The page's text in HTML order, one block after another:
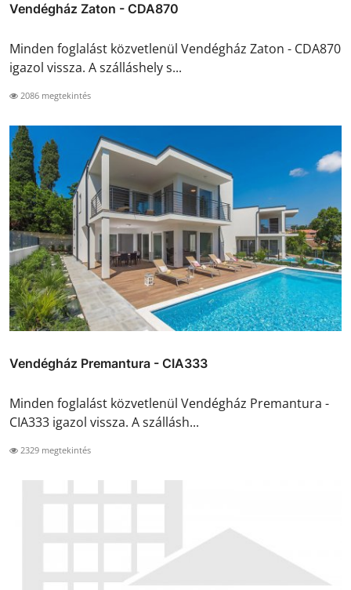
Vendégház Zaton - CDA870
Minden foglalást közvetlenül Vendégház Zaton - CDA870
igazol vissza. A szálláshely s...
2086 megtekintés
Vendégház Premantura - CIA333
Minden foglalást közvetlenül Vendégház Premantura -
CIA333 igazol vissza. A szállásh...
2329 megtekintés